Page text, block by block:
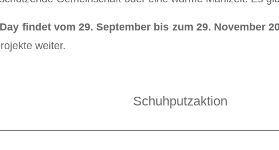
findet vom 29. September bis zum 29. November
weiter.
Schuhputzaktion